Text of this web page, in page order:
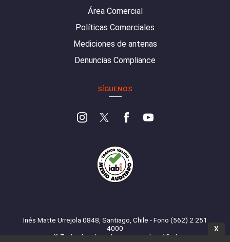
Área Comercial
Políticas Comerciales
Mediciones de antenas
Denuncias Compliance
SÍGUENOS
Inés Matte Urrejola 0848, Santiago, Chile - Fono (562) 2 251
4000
© Todos los derechos reservados. 13.cl
X